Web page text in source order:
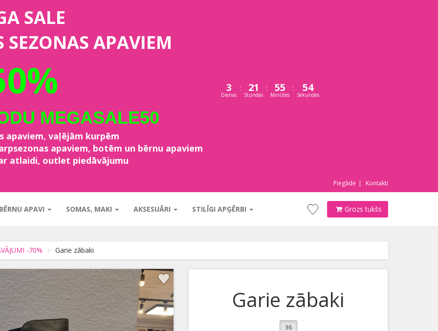
SALE
SEZONAS APAVIEM
MEGASALE50
apaviem, vaļējām kurpēm
apaviem, botēm un bērnu apaviem
atlaidi, outlet piedāvājumu
3
Dienas
: 21
Stundas
: 55
Minūtes
: 54
Sekundes
Piegāde Kontakti
APAVI SOMAS, MAKI AKSESUĀRI STILĪGI APĢĒRBI Grozs tukšs
-70% Garie zābaki
Garie zābaki
36